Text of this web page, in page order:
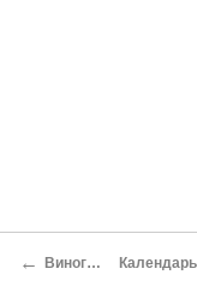
← Виноград